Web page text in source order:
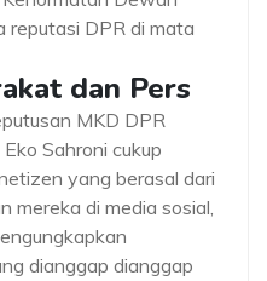
reputasi DPR di mata
dan Pers
MKD DPR
Sahroni cukup
yang berasal dari
mereka di media sosial,
dianggap dianggap